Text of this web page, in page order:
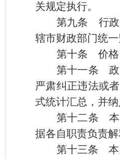
关规定执行。
第九条 行政
辖市财政部门统
第十条 价格
第十一条 政
严肃纠正违法或
式统计汇总，并
第十二条 本
据各自职责负责解
第十三条 本